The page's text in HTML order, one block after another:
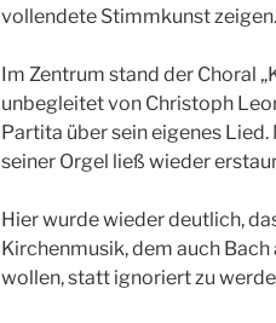
vollendete Stimmkunst zeigen.
Im Zentrum stand der Choral
unbegleitet von Christoph
Partita über sein eigenes
seiner Orgel ließ wieder
Hier wurde wieder deutlich,
Kirchenmusik, dem auch
wollen, statt ignoriert zu